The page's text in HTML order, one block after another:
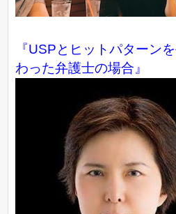
『USPとヒットパターン
わった弁護士の場合』